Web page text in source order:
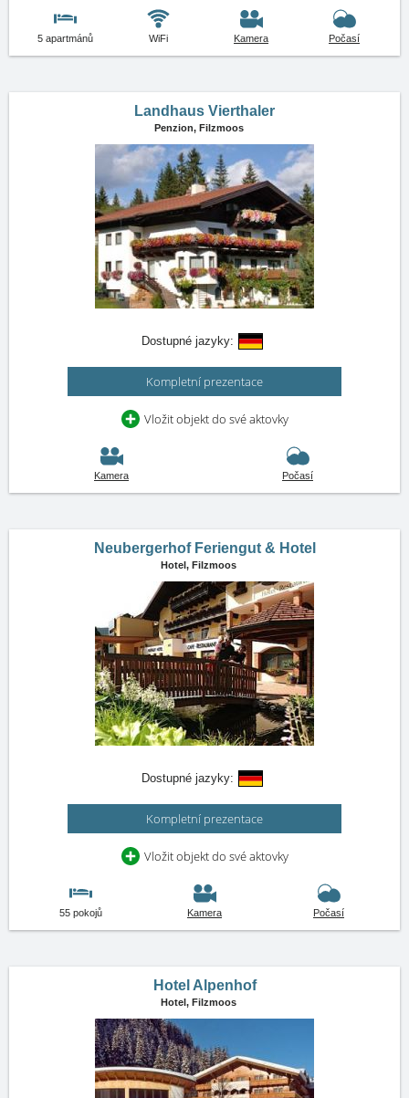
5 apartmánů WiFi Kamera Počasí
Landhaus Vierthaler
Penzion, Filzmoos
Dostupné jazyky:
Kompletní prezentace
Vložit objekt do své aktovky
Kamera Počasí
Neubergerhof Feriengut & Hotel
Hotel, Filzmoos
Dostupné jazyky:
Kompletní prezentace
Vložit objekt do své aktovky
55 pokojů Kamera Počasí
Hotel Alpenhof
Hotel, Filzmoos